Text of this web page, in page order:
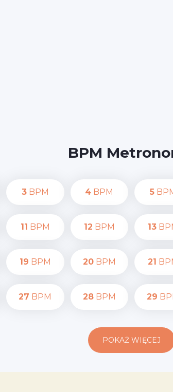
BPM
3BPM 4 BPM 5
11 BPM 12 BPM 13
19 BPM 20BPM 21
27 BPM 28BPM 29
POKAŻ WIĘCEJ